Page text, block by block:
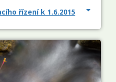
řízení k 1.6.2015